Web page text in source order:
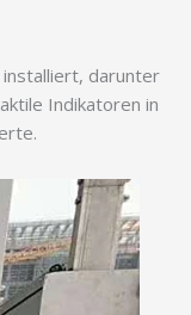
darunter
Indikatoren in